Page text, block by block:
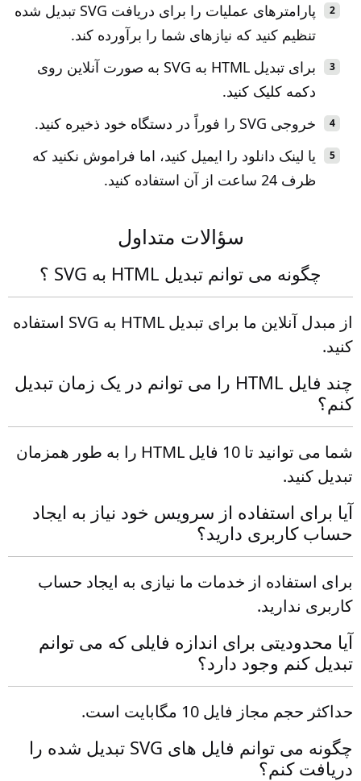
پارامترهای عملیات را برای دریافت SVG تبدیل شده
تنظیم کنید که نیازهای شما را برآورده کند.
برای تبدیل HTML به SVG به صورت آنلاین روی
دکمه کلیک کنید.
خروجی SVG را فوراً در دستگاه خود ذخیره کنید.
یا لینک دانلود را ایمیل کنید، اما فراموش نکنید که
ظرف 24 ساعت از آن استفاده کنید.
سؤالات متداول
چگونه می توانم تبدیل HTML به SVG ؟
از مبدل آنلاین ما برای تبدیل HTML به SVG استفاده
کنید.
چند فایل HTML را می توانم در یک زمان تبدیل
کنم؟
شما می توانید تا 10 فایل HTML را به طور همزمان
تبدیل کنید.
آیا برای استفاده از سرویس خود نیاز به ایجاد
حساب کاربری دارید؟
برای استفاده از خدمات ما نیازی به ایجاد حساب
کاربری ندارید.
آیا محدودیتی برای اندازه فایلی که می توانم
تبدیل کنم وجود دارد؟
حداکثر حجم مجاز فایل 10 مگابایت است.
چگونه می توانم فایل های SVG تبدیل شده را
دریافت کنم؟